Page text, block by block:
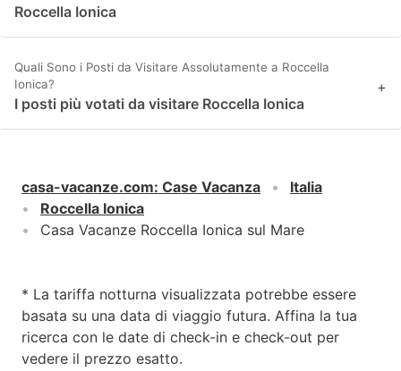
Roccella Ionica
Quali Sono i Posti da Visitare Assolutamente a Roccella
Ionica?
I posti più votati da visitare Roccella Ionica
+
casa-vacanze.com: Case Vacanza
Italia
Roccella Ionica
Casa Vacanze Roccella Ionica sul Mare
* La tariffa notturna visualizzata potrebbe essere
basata su una data di viaggio futura. Affina la tua
ricerca con le date di check-in e check-out per
vedere il prezzo esatto.